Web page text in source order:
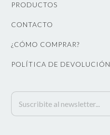
PRODUCTOS
CONTACTO
¿CÓMO COMPRAR?
POLÍTICA DE